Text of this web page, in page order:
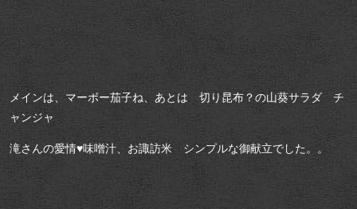
メインは、マーボー茄子ね、あとは 切り昆布？の山葵サラダ チ
ャンジャ
滝さんの愛情♥味噌汁、お諏訪米 シンプルな御献立でした。。